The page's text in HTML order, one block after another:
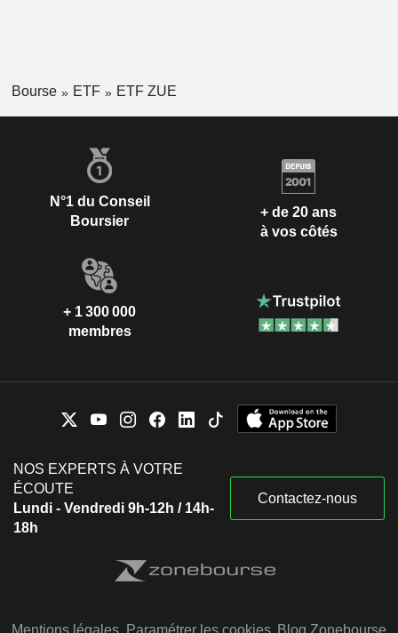
Bourse ETF ETF ZUE
N°1 du Conseil
Boursier
+ de 20 ans
à vos côtés
+ 1 300 000
membres
NOS EXPERTS À VOTRE
ÉCOUTE
Lundi - Vendredi 9h-12h / 14h-
18h
Contactez-nous
Mentions légales Paramétrer les cookies Blog Zonebourse